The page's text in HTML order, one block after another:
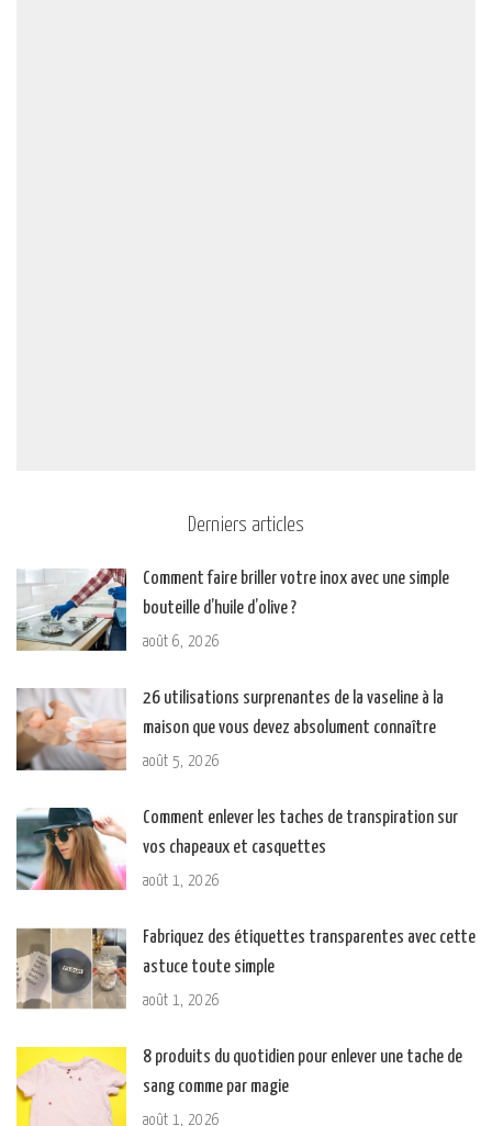
Derniers articles
Comment faire briller votre inox avec une simple
bouteille d’huile d’olive ?
août 6, 2026
26 utilisations surprenantes de la vaseline à la
maison que vous devez absolument connaître
août 5, 2026
Comment enlever les taches de transpiration sur
vos chapeaux et casquettes
août 1, 2026
Fabriquez des étiquettes transparentes avec cette
astuce toute simple
août 1, 2026
8 produits du quotidien pour enlever une tache de
sang comme par magie
août 1, 2026